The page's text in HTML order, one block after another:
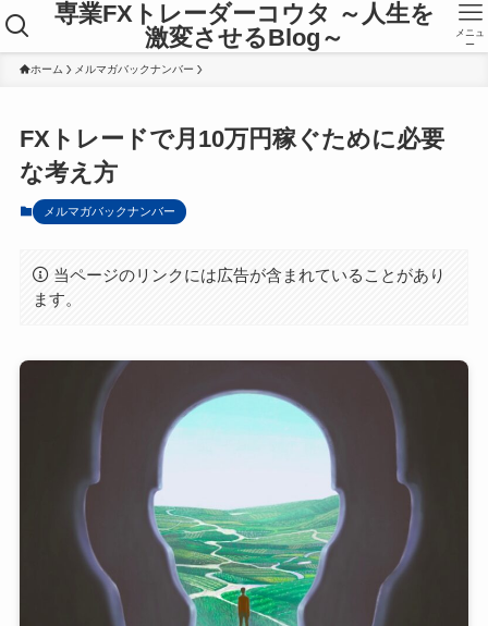
専業FXトレーダーコウタ ～人生を
激変させるBlog～
メニュ
ー
ホーム メルマガバックナンバー
FXトレードで月10万円稼ぐために必要
な考え方
メルマガバックナンバー
当ページのリンクには広告が含まれていることがあり
ます。